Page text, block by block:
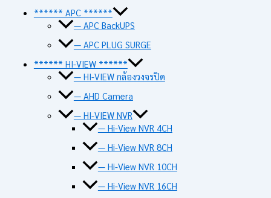
****** APC ******
— APC BackUPS
— APC PLUG SURGE
****** HI-VIEW ******
— HI-VIEW กล้องวงจรปิด
— AHD Camera
— HI-VIEW NVR
— Hi-View NVR 4CH
— Hi-View NVR 8CH
— Hi-View NVR 10CH
— Hi-View NVR 16CH